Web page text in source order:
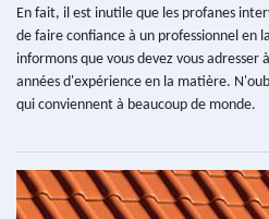
En fait, il est inutile que les profanes
de faire confiance à un professionnel en
informons que vous devez vous adresser
années d'expérience en la matière.
qui conviennent à beaucoup de monde.